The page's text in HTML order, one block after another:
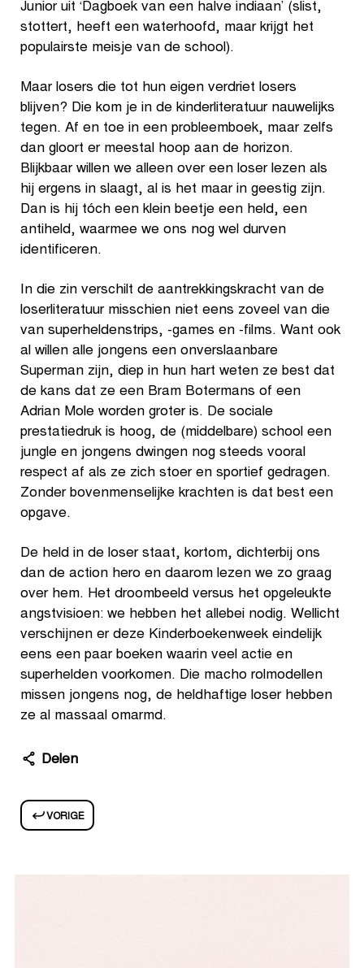
Junior uit ‘Dagboek van een halve indiaan’ (slist,
stottert, heeft een waterhoofd, maar krijgt het
populairste meisje van de school).
Maar losers die tot hun eigen verdriet losers
blijven? Die kom je in de kinderliteratuur nauwelijks
tegen. Af en toe in een probleemboek, maar zelfs
dan gloort er meestal hoop aan de horizon.
Blijkbaar willen we alleen over een loser lezen als
hij ergens in slaagt, al is het maar in geestig zijn.
Dan is hij tóch een klein beetje een held, een
antiheld, waarmee we ons nog wel durven
identificeren.
In die zin verschilt de aantrekkingskracht van de
loserliteratuur misschien niet eens zoveel van die
van superheldenstrips, -games en -films. Want ook
al willen alle jongens een onverslaanbare
Superman zijn, diep in hun hart weten ze best dat
de kans dat ze een Bram Botermans of een
Adrian Mole worden groter is. De sociale
prestatiedruk is hoog, de (middelbare) school een
jungle en jongens dwingen nog steeds vooral
respect af als ze zich stoer en sportief gedragen.
Zonder bovenmenselijke krachten is dat best een
opgave.
De held in de loser staat, kortom, dichterbij ons
dan de action hero en daarom lezen we zo graag
over hem. Het droombeeld versus het opgeleukte
angstvisioen: we hebben het allebei nodig. Wellicht
verschijnen er deze Kinderboekenweek eindelijk
eens een paar boeken waarin veel actie en
superhelden voorkomen. Die macho rolmodellen
missen jongens nog, de heldhaftige loser hebben
ze al massaal omarmd.
Delen
VORIGE